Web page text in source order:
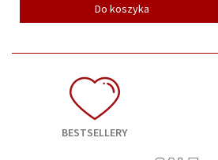
Do koszyka
BESTSELLERY